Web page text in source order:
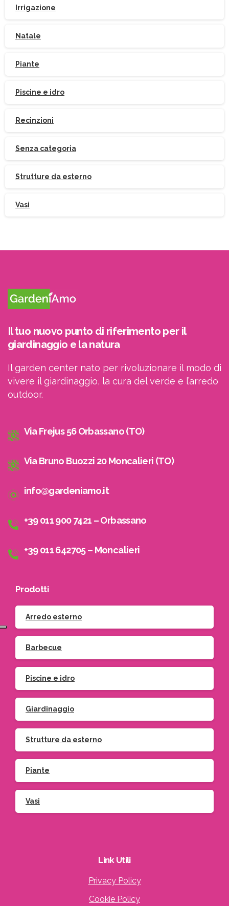
Irrigazione
Natale
Piante
Piscine e idro
Recinzioni
Senza categoria
Strutture da esterno
Vasi
Il tuo nuovo punto di riferimento per il
giardinaggio e la natura
Il garden center nato per rivoluzionare il modo di
vivere il giardinaggio, la cura del verde e l’arredo
outdoor.
Via Frejus 56 Orbassano (TO)
Via Bruno Buozzi 20 Moncalieri (TO)
info@gardeniamo.it
+39 011 900 7421 – Orbassano
+39 011 642705 – Moncalieri
Prodotti
Arredo esterno
Barbecue
Piscine e idro
Giardinaggio
Strutture da esterno
Piante
Vasi
Link Utili
Privacy Policy
Cookie Policy
Indirizzo email:
Accetto le condizioni generali di utilizzo e di